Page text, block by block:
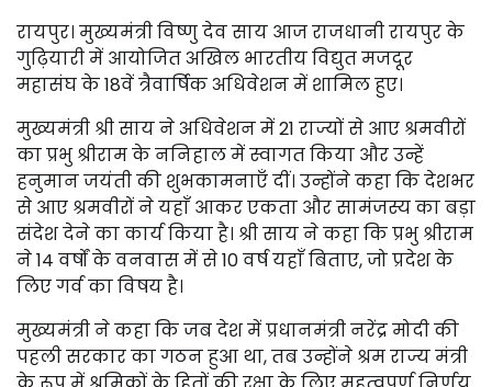
रायपुर। मुख्यमंत्री विष्णु देव साय आज राजधानी रायपुर के
गुढ़ियारी में आयोजित अखिल भारतीय विद्युत मजदूर
महासंघ के 18वें त्रैवार्षिक अधिवेशन में शामिल हुए।
मुख्यमंत्री श्री साय ने अधिवेशन में 21 राज्यों से आए श्रमवीरों
का प्रभु श्रीराम के ननिहाल में स्वागत किया और उन्हें
हनुमान जयंती की शुभकामनाएँ दीं। उन्होंने कहा कि देशभर
से आए श्रमवीरों ने यहाँ आकर एकता और सामंजस्य का बड़ा
संदेश देने का कार्य किया है। श्री साय ने कहा कि प्रभु श्रीराम
ने 14 वर्षों के वनवास में से 10 वर्ष यहाँ बिताए, जो प्रदेश के
लिए गर्व का विषय है।
मुख्यमंत्री ने कहा कि जब देश में प्रधानमंत्री नरेंद्र मोदी की
पहली सरकार का गठन हुआ था, तब उन्होंने श्रम राज्य मंत्री